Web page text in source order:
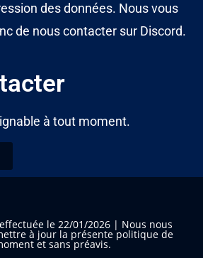
des données. Nous vous
de nous contacter sur Discord.
à tout moment.
le 22/01/2026 | Nous nous
à jour la présente politique de
et sans préavis.